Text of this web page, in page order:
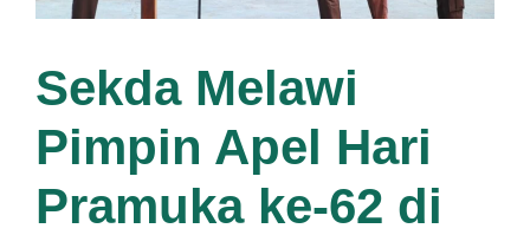
Sekda Melawi
Pimpin Apel Hari
Pramuka ke-62 di